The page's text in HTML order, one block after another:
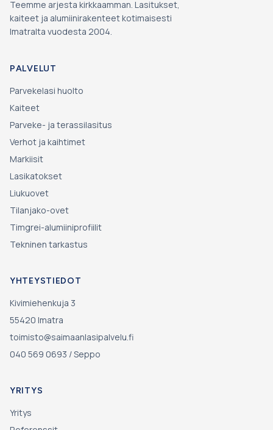
Teemme arjesta kirkkaamman. Lasitukset,
kaiteet ja alumiinirakenteet kotimaisesti
Imatralta vuodesta 2004.
PALVELUT
Parvekelasi huolto
Kaiteet
Parveke- ja terassilasitus
Verhot ja kaihtimet
Markiisit
Lasikatokset
Liukuovet
Tilanjako-ovet
Timgrei-alumiiniprofiilit
Tekninen tarkastus
YHTEYSTIEDOT
Kivimiehenkuja 3
55420 Imatra
toimisto@saimaanlasipalvelu.fi
040 569 0693 /Seppo
YRITYS
Yritys